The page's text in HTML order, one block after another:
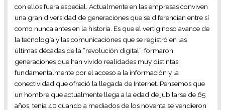
con ellos fuera especial. Actualmente en las empresas conviven
una gran diversidad de generaciones que se diferencian entre sí
como nunca antes en la historia. Es que el vertiginoso avance de
la tecnología y las comunicaciones que se registró en las
últimas décadas de la “revolución digital”, formaron
generaciones que han vivido realidades muy distintas,
fundamentalmente por el acceso a la información y la
conectividad que ofreció la llegada de Internet. Pensemos que
un hombre que actualmente llega a la edad de jubilarse de 65
años, tenía 40 cuando a mediados de los noventa se vendieron